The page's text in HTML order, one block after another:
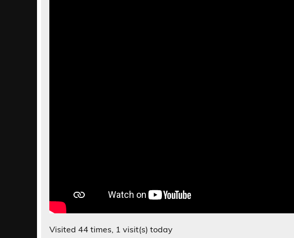
Visited 44 times, 1 visit(s) today